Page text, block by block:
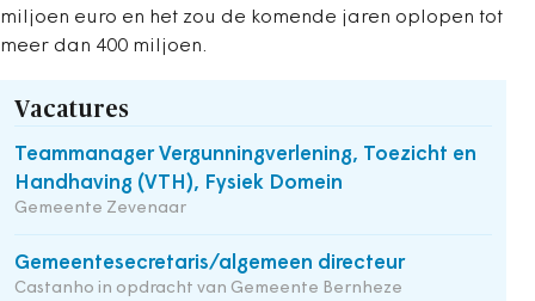
miljoen euro en het zou de komende jaren oplopen tot
meer dan 400 miljoen.
Vacatures
Teammanager Vergunningverlening, Toezicht en
Handhaving (VTH), Fysiek Domein
Gemeente Zevenaar
Gemeentesecretaris/algemeen directeur
Castanho in opdracht van Gemeente Bernheze